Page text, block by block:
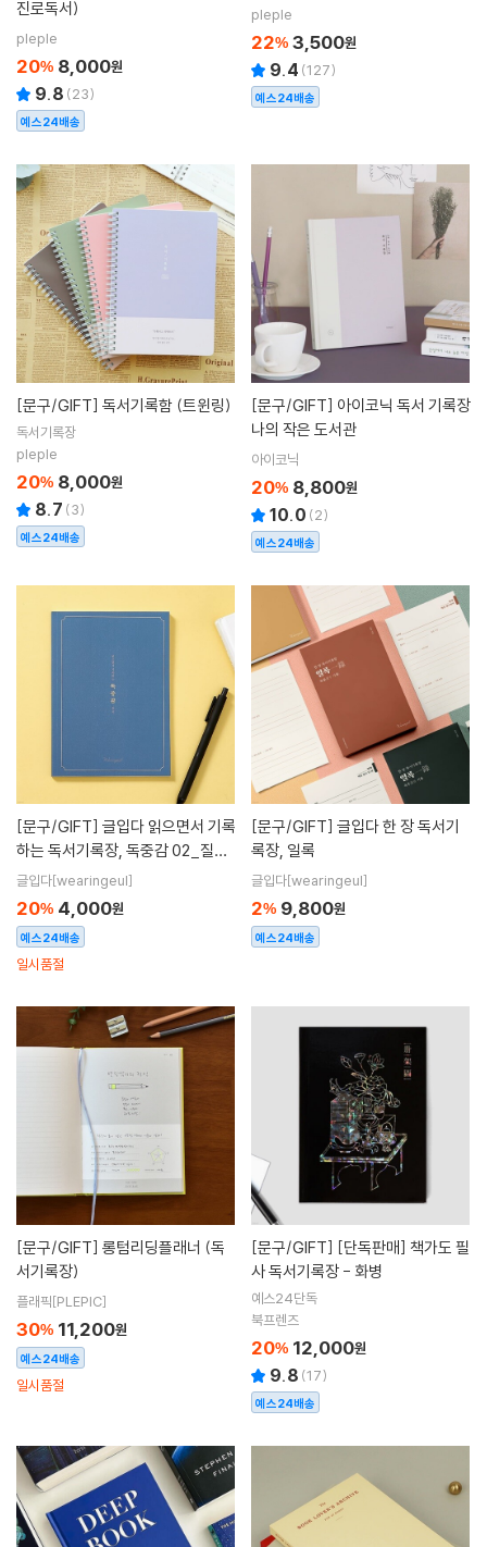
진로독서)
pleple
20% 8,000원
9.8 (23)
예스24배송
pleple
22% 3,500원
9.4 (127)
예스24배송
[문구/GIFT] 독서기록함 (트윈링)
독서기록장
pleple
20% 8,000원
8.7 (3)
예스24배송
[문구/GIFT]
나의 작은 도서관
아이코닉
20% 8,800원
10.0 (2)
예스24배송
[문구/GIFT]
하는 독서기록장, 독중감 02_질서
무선제본 B6
글입다[wearingeul]
20% 4,000원
예스24배송
일시품절
[문구/GIFT]
록장, 일록
글입다[wearingeul]
2% 9,800원
예스24배송
[문구/GIFT]
서기록장)
플래픽[PLEPIC]
30% 11,200원
예스24배송
일시품절
[문구/GIFT]
사 독서기록장 - 화병
예스24단독
북프렌즈
20% 12,000원
9.8 (17)
예스24배송